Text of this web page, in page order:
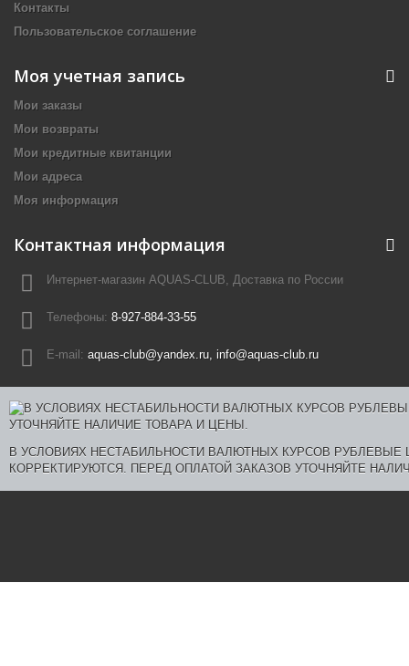
Контакты
Пользовательское соглашение
Моя учетная запись
Мои заказы
Мои возвраты
Мои кредитные квитанции
Мои адреса
Моя информация
Контактная информация
Интернет-магазин AQUAS-CLUB, Доставка по России
Телефоны: 8-927-884-33-55
E-mail: aquas-club@yandex.ru, info@aquas-club.ru
В УСЛОВИЯХ НЕСТАБИЛЬНОСТИ ВАЛЮТНЫХ КУРСОВ
КОРРЕКТИРУЮТСЯ. ПЕРЕД ОПЛАТОЙ ЗАКАЗОВ УТОЧНЯЙТЕ